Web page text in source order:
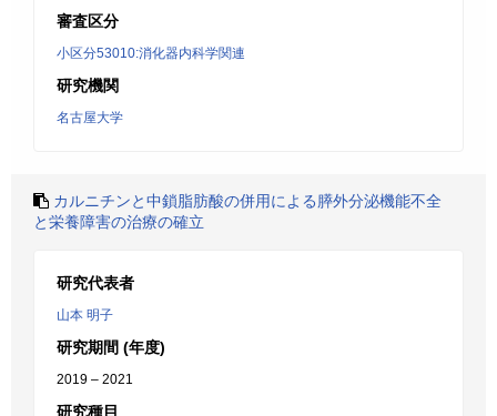
審査区分
小区分53010:消化器内科学関連
研究機関
名古屋大学
カルニチンと中鎖脂肪酸の併用による膵外分泌機能不全
と栄養障害の治療の確立
研究代表者
山本 明子
研究期間 (年度)
2019 – 2021
研究種目